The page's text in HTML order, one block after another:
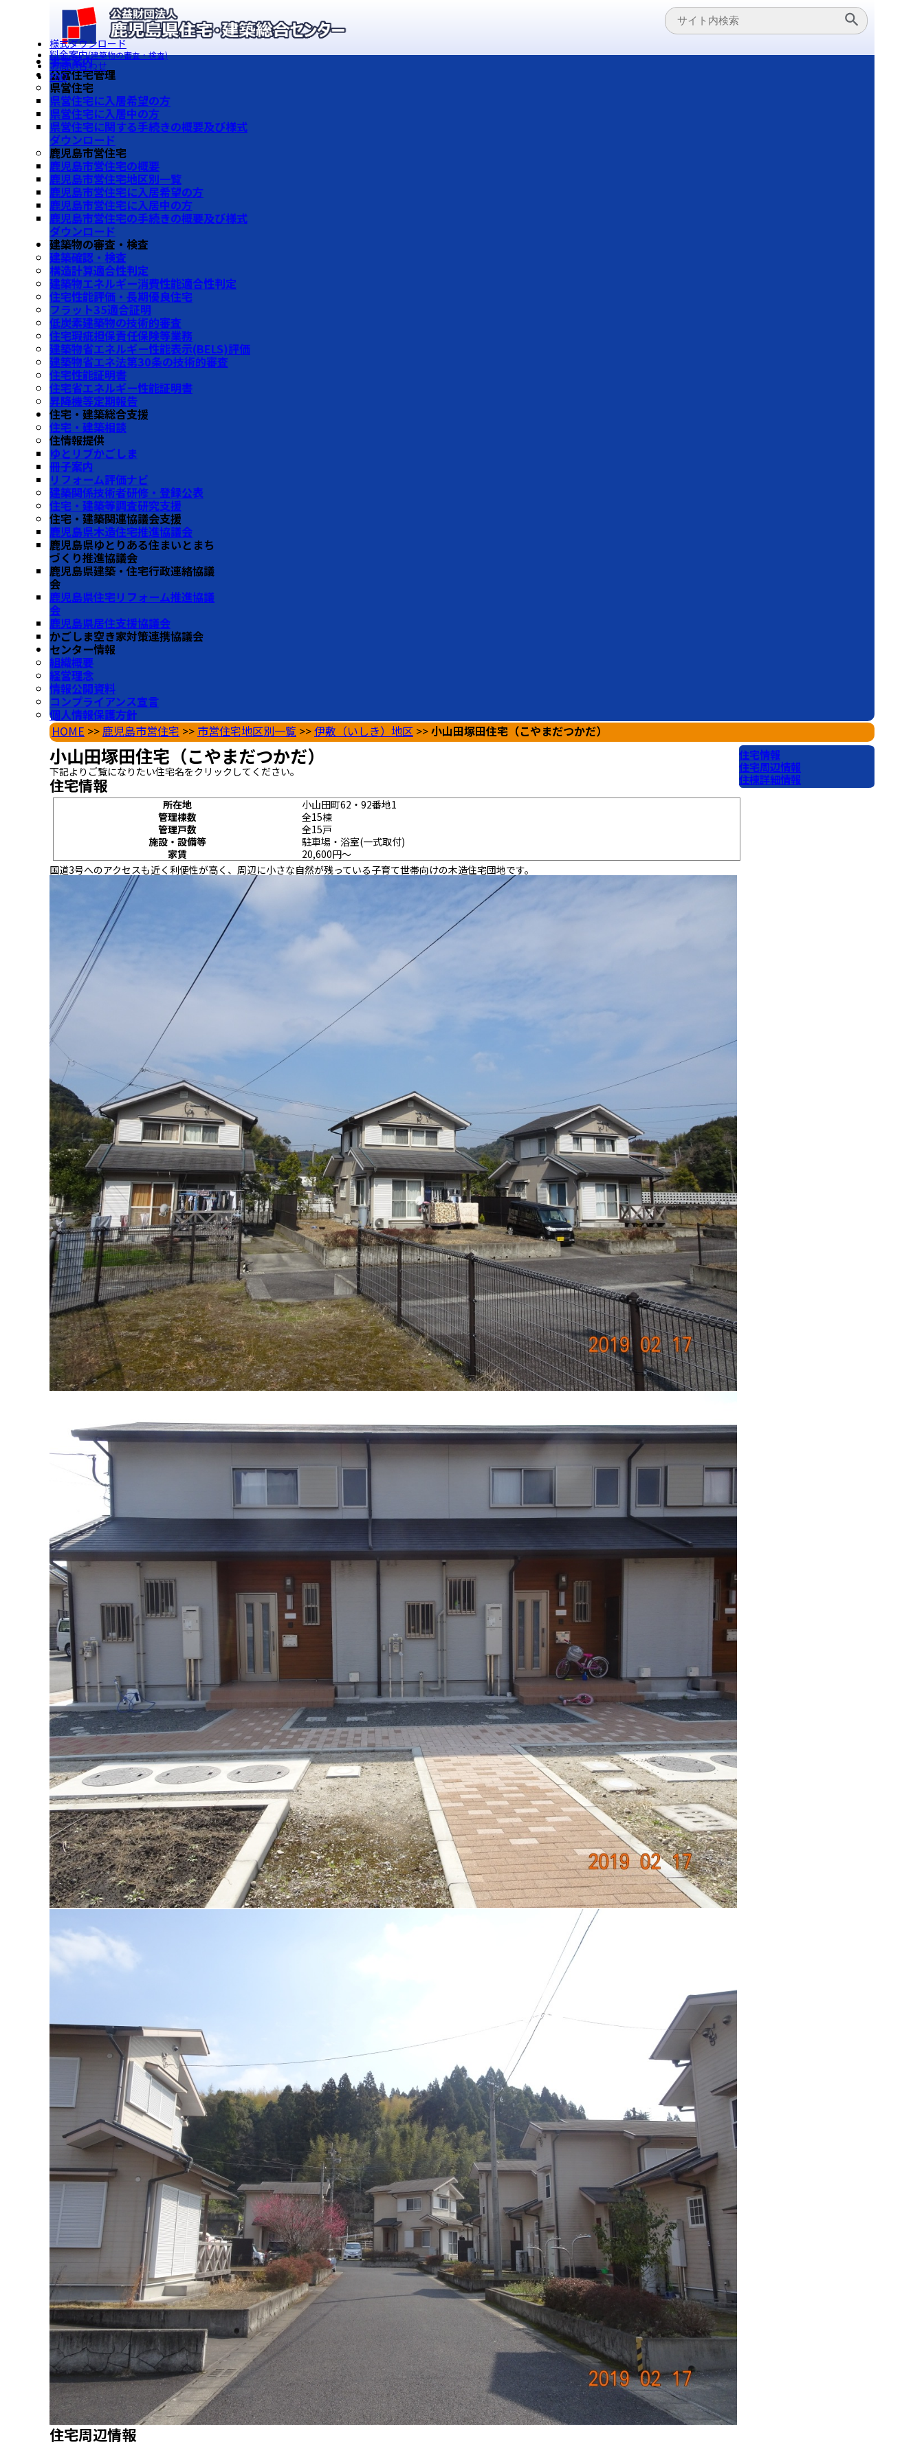
様式ダウンロード
料金案内(建築物の審査・検査)
お問い合わせ
FAQ
事業案内
公営住宅管理
県営住宅
県営住宅に入居希望の方
県営住宅に入居中の方
県営住宅に関する手続きの概要及び様式
ダウンロード
鹿児島市営住宅
鹿児島市営住宅の概要
鹿児島市営住宅地区別一覧
鹿児島市営住宅に入居希望の方
鹿児島市営住宅に入居中の方
鹿児島市営住宅の手続きの概要及び様式
ダウンロード
建築物の審査・検査
建築確認・検査
構造計算適合性判定
建築物エネルギー消費性能適合性判定
住宅性能評価・長期優良住宅
フラット35適合証明
低炭素建築物の技術的審査
住宅瑕疵担保責任保険等業務
建築物省エネルギー性能表示(BELS)評価
建築物省エネ法第30条の技術的審査
住宅性能証明書
住宅省エネルギー性能証明書
昇降機等定期報告
住宅・建築総合支援
住宅・建築相談
住情報提供
ゆとリブかごしま
冊子案内
リフォーム評価ナビ
建築関係技術者研修・登録公表
住宅・建築等調査研究支援
住宅・建築関連協議会支援
鹿児島県木造住宅推進協議会
鹿児島県ゆとりある住まいとまち
づくり推進協議会
鹿児島県建築・住宅行政連絡協議
会
鹿児島県住宅リフォーム推進協議
会
鹿児島県居住支援協議会
かごしま空き家対策連携協議会
センター情報
組織概要
経営理念
情報公開資料
コンプライアンス宣言
個人情報保護方針
HOME >>鹿児島市営住宅 >> 市営住宅地区別一覧 >>伊敷（いしき）地区 >>小山田塚田住宅（こやまだつかだ）
小山田塚田住宅（こやまだつかだ）
住宅情報
住宅周辺情報
住棟詳細情報
下記よりご覧になりたい住宅名をクリックしてください。
住宅情報
所在地
小山田町62・92番地1
管理棟数
全15棟
管理戸数
全15戸
施設・設備等
駐車場・浴室(一式取付)
家賃
20,600円～
国道3号へのアクセスも近く利便性が高く、周辺に小さな自然が残っている子育て世帯向けの木造住宅団地です。
住宅周辺情報